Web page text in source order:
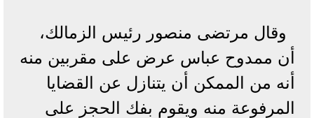
وقال مرتضى منصور رئيس الزمالك،
أن ممدوح عباس عرض على مقربين منه
أنه من الممكن أن يتنازل عن القضايا
المرفوعة منه ويقوم بفك الحجز على